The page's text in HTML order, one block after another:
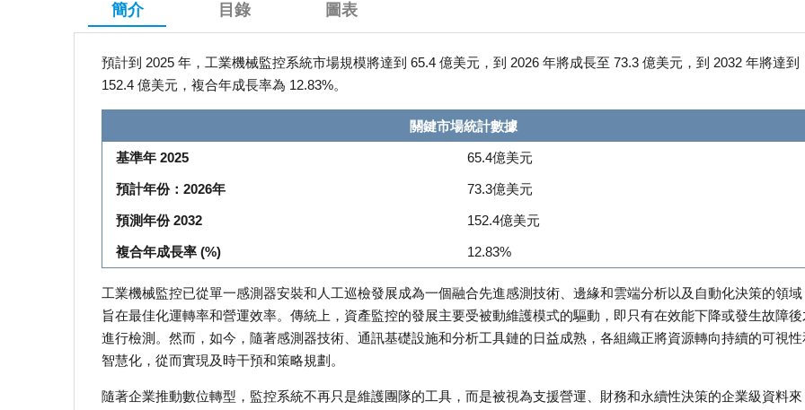
簡介 目錄 圖表
預計到 2025 年，工業機械監控系統市場規模將達到 65.4 億美元，到 2026 年將成長至 73.3 億美元，到 2032 年將達到
152.4 億美元，複合年成長率為 12.83%。
關鍵市場統計數據
基準年 2025 65.4億美元
預計年份：2026年 73.3億美元
預測年份 2032 152.4億美元
複合年成長率 (%) 12.83%
工業機械監控已從單一感測器安裝和人工巡檢發展成為一個融合先進感測技術、邊緣和雲端分析以及自動化決策的領域
旨在最佳化運轉率和營運效率。傳統上，資產監控的發展主要受被動維護模式的驅動，即只有在效能下降或發生故障後
進行檢測。然而，如今，隨著感測器技術、通訊基礎設施和分析工具鏈的日益成熟，各組織正將資源轉向持續的可視性
智慧化，從而實現及時干預和策略規劃。
隨著企業推動數位轉型，監控系統不再只是維護團隊的工具，而是被視為支援營運、財務和永續性決策的企業級資料來